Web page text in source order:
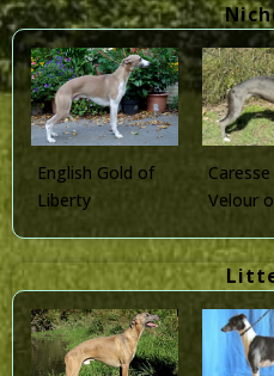
English Gold of
Liberty
Velour